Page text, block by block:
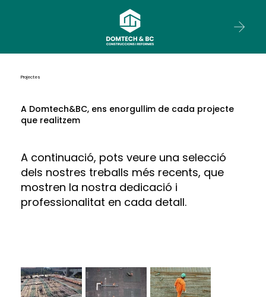
Projectes
A Domtech&BC, ens enorgullim de cada projecte
que realitzem
A continuació, pots veure una selecció
dels nostres treballs més recents, que
mostren la nostra dedicació i
professionalitat en cada detall.